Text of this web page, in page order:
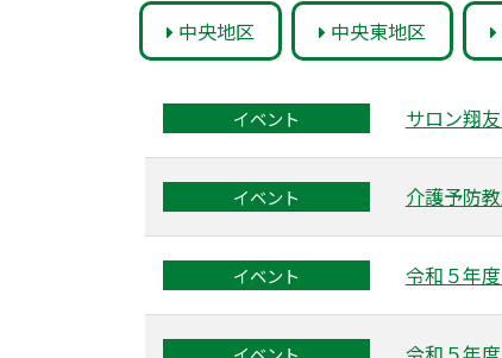
中央地区 中央東地区
イベント サロン翔
イベント 介護予防
イベント 令和５年